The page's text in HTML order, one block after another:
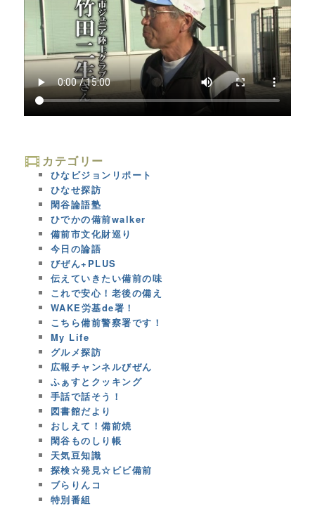
カテゴリー
ひなビジョンリポート
ひなせ探訪
閑谷論語塾
ひでかの備前walker
備前市文化財巡り
今日の論語
びぜん+PLUS
伝えていきたい備前の味
これで安心！老後の備え
WAKE労基de署！
こちら備前警察署です！
My Life
グルメ探訪
広報チャンネルびぜん
ふぁすとクッキング
手話で話そう！
図書館だより
おしえて！備前焼
閑谷ものしり帳
天気豆知識
探検☆発見☆ビビ備前
ブらりんコ
特別番組